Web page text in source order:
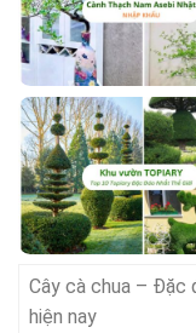
Cây cà chua – Đặc
hiện nay